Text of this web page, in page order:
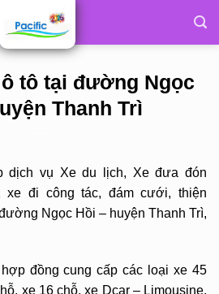
tô tại đường Ngọc
Thanh Trì
dịch vụ Xe du lịch, Xe đưa đón
xe đi công tác, đám cưới, thiện
Ngọc Hồi – huyện Thanh Trì,
đồng cung cấp các loại xe 45
xe 16 chỗ, xe Dcar – Limousine,